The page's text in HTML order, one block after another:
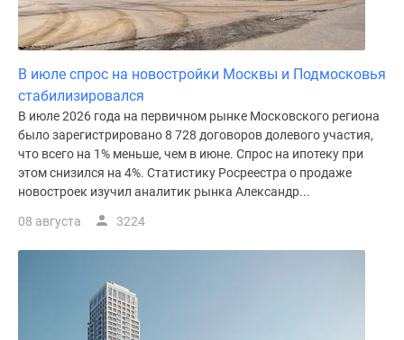
В июле спрос на новостройки Москвы и Подмосковья
стабилизировался
В июле 2026 года на первичном рынке Московского региона
было зарегистрировано 8 728 договоров долевого участия,
что всего на 1% меньше, чем в июне. Спрос на ипотеку при
этом снизился на 4%. Статистику Росреестра о продаже
новостроек изучил аналитик рынка Александр...
08 августа 3224